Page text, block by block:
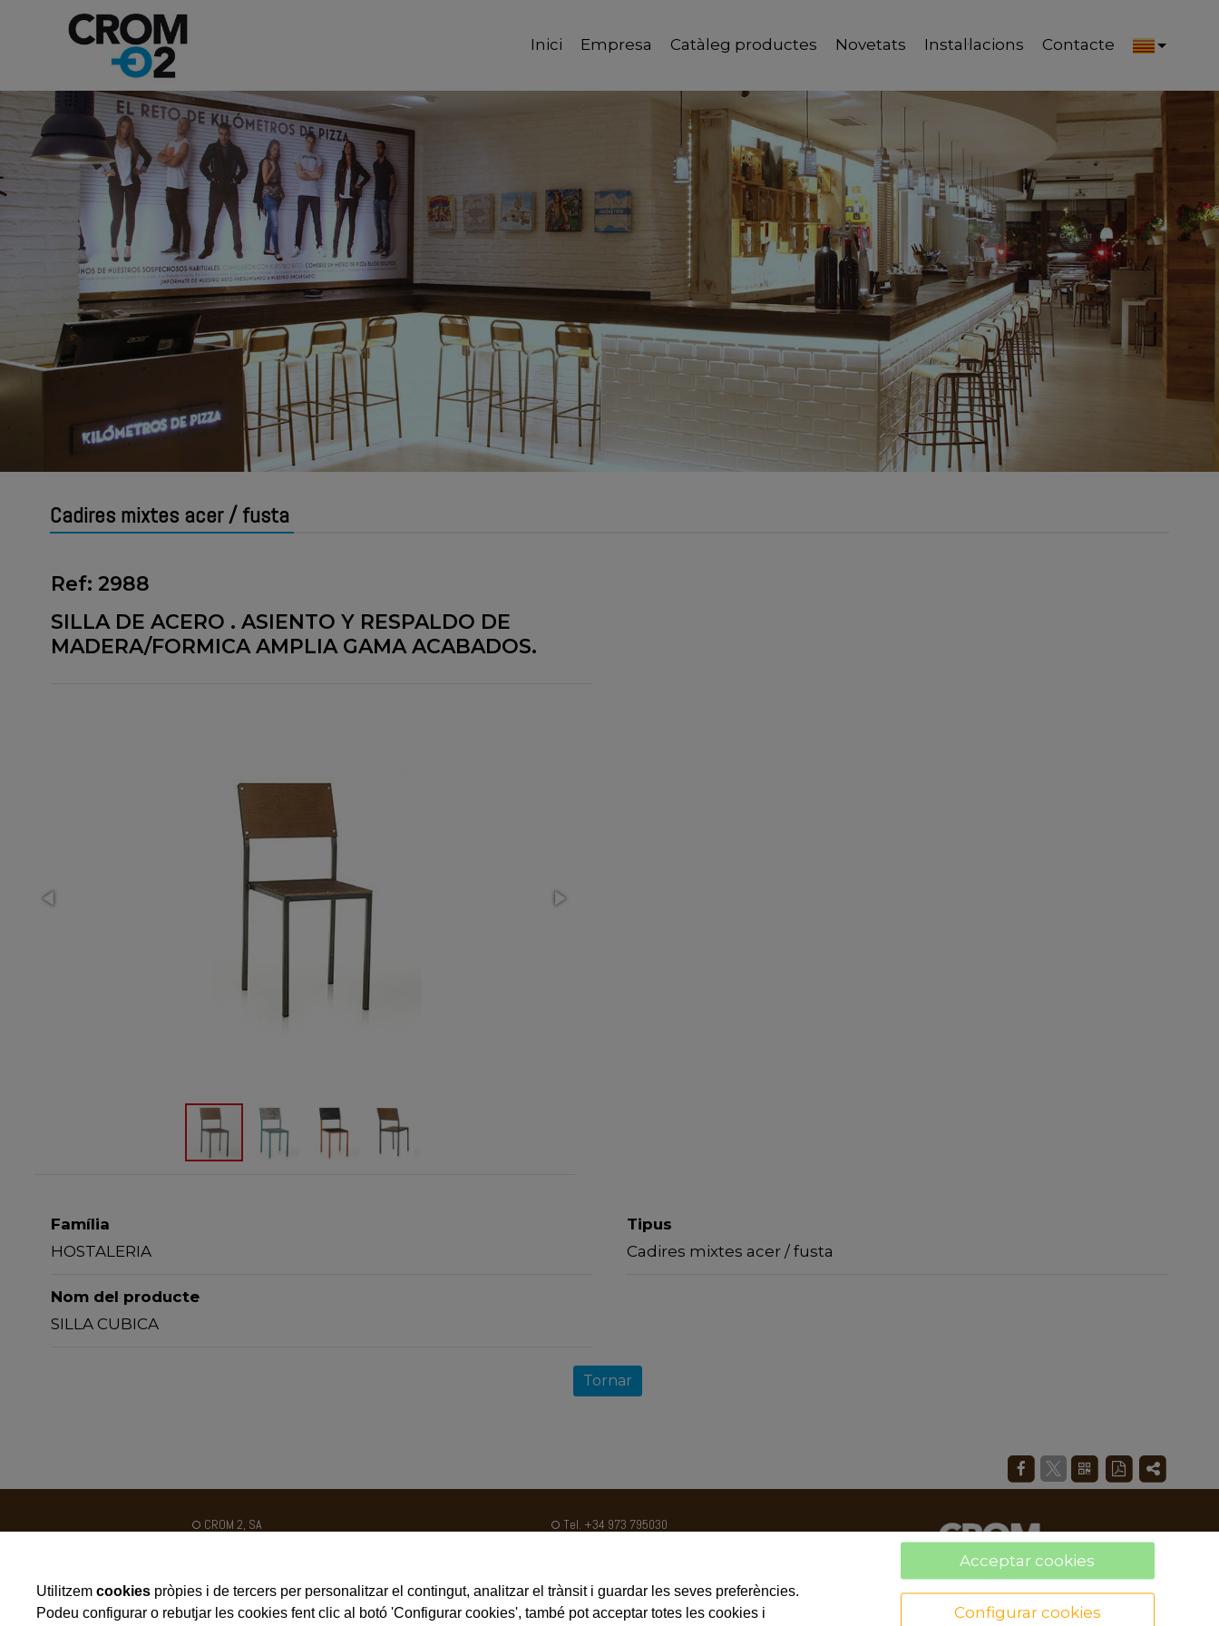
Inici Empresa Catàleg productes Novetats Instal·lacions Contacte
Cadires mixtes acer / fusta
Ref: 2988
SILLA DE ACERO . ASIENTO Y RESPALDO DE
MADERA/FORMICA AMPLIA GAMA ACABADOS.
Família
HOSTALERIA
Tipus
Cadires mixtes acer / fusta
Nom del producte
SILLA CUBICA
Tornar
CROM 2, SA
25180 - ALCARRÀS - SPAIN
Tel. +34 973 795030
Avís legal
Utilitzemcookies pròpies i de tercers per personalitzar el contingut, analitzar el trànsit i guardar les seves preferències.
Podeu configurar o rebutjar les cookies fent clic al botó 'Configurar cookies', també pot acceptar totes les cookies i
Acceptar cookies
Configurar cookies